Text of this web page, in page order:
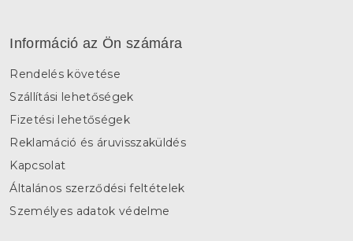
Információ az Ön számára
Rendelés követése
Szállítási lehetőségek
Fizetési lehetőségek
Reklamáció és áruvisszaküldés
Kapcsolat
Általános szerződési feltételek
Személyes adatok védelme